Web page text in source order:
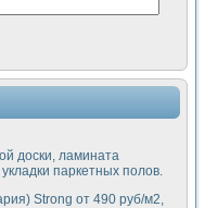
доски, ламината
паркетных полов.
Strong от 490 руб/м2,